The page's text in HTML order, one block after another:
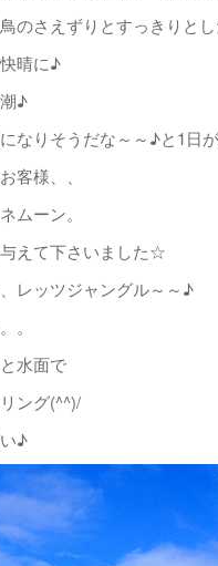
のさえずりとすっきりと
晴に♪
♪
なりそうだな～～♪と1日
客様、、
ムーン。
えて下さいました☆
レッツジャングル～～♪
。
水面で
ング(^^)/
♪